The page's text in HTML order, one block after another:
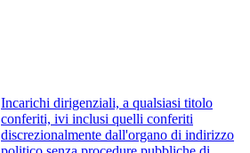
Incarichi dirigenziali, a qualsiasi titolo
conferiti, ivi inclusi quelli conferiti
discrezionalmente dall'organo di indirizzo